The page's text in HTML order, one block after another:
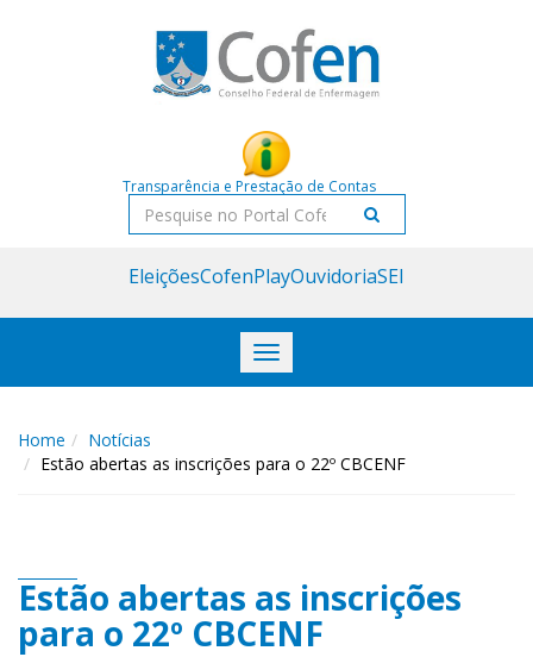
Transparência e Prestação de Contas
Pesquisar
EleiçõesCofenPlayOuvidoriaSEI
Toggle
navigation
Home
Notícias
Estão abertas as inscrições para o 22º CBCENF
Estão abertas as inscrições
para o 22º CBCENF